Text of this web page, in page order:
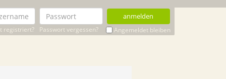
anmelden
registriert? Passwort vergessen? Angemeldet bleiben